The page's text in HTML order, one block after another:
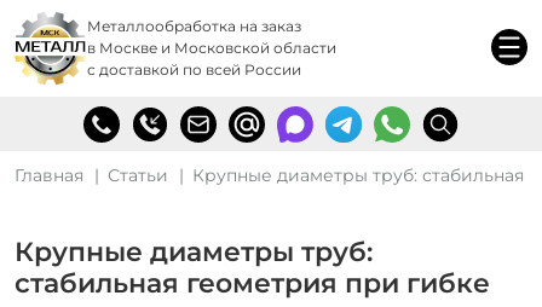
Металлообработка на заказ
в Москве и Московской области
с доставкой по всей России
Главная Статьи Крупные диаметры труб: стабильная
Крупные диаметры труб:
стабильная геометрия при гибке